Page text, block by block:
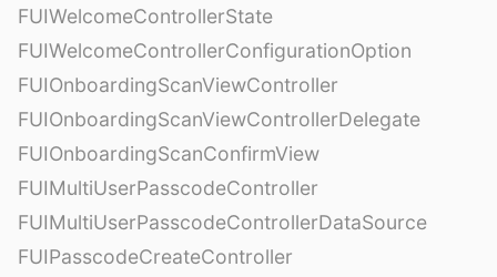
FUIWelcomeControllerState
FUIWelcomeControllerConfigurationOption
FUIOnboardingScanViewController
FUIOnboardingScanViewControllerDelegate
FUIOnboardingScanConfirmView
FUIMultiUserPasscodeController
FUIMultiUserPasscodeControllerDataSource
FUIPasscodeCreateController